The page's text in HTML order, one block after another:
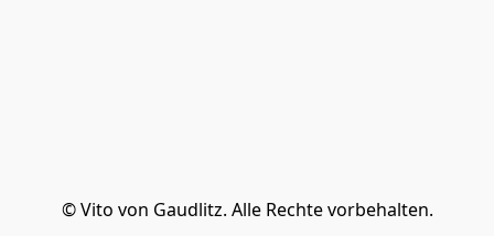
© Vito von Gaudlitz. Alle Rechte vorbehalten.